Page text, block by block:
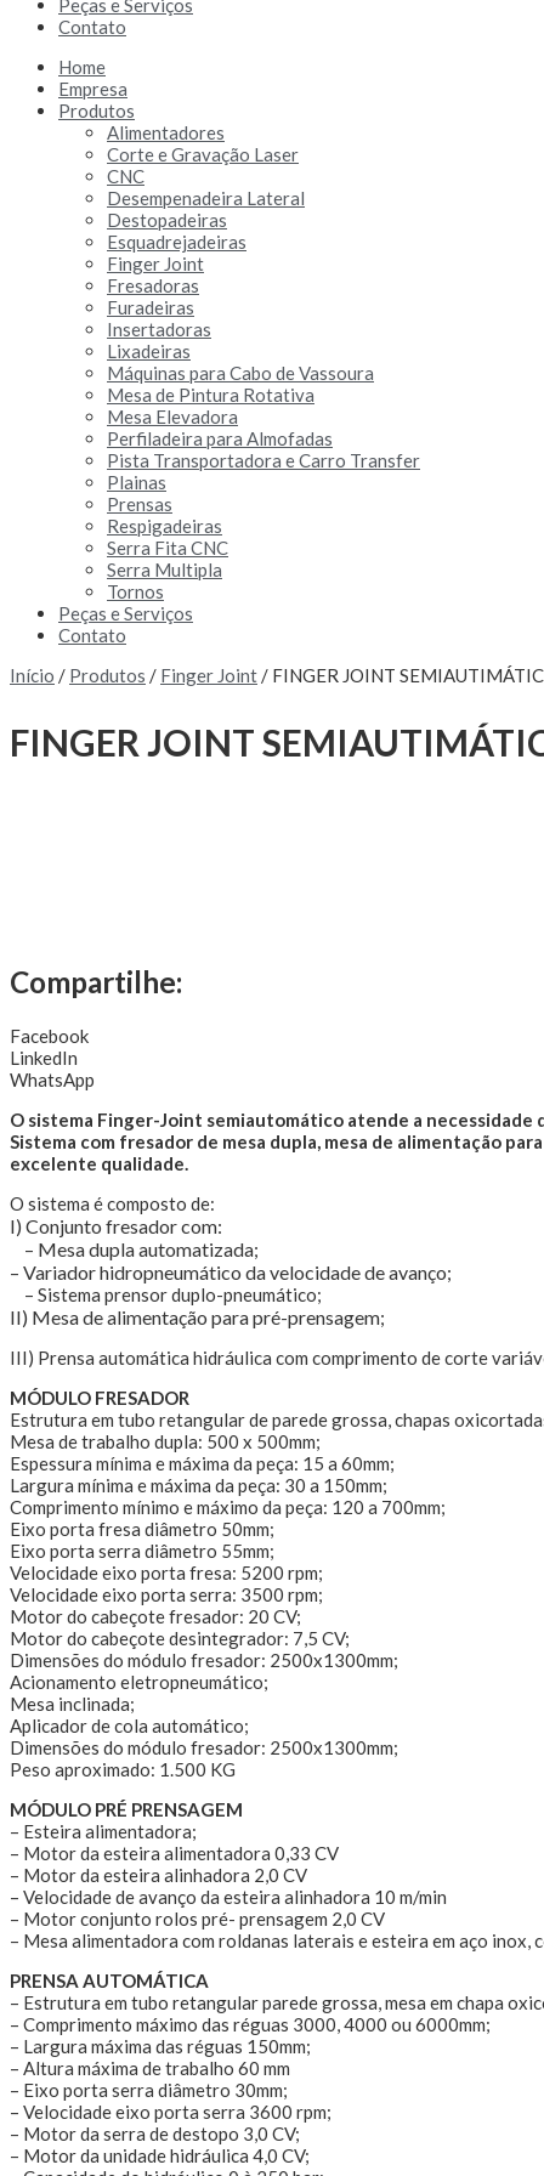
Peças e Serviços
Contato
Home
Empresa
Produtos
Alimentadores
Corte e Gravação Laser
CNC
Desempenadeira Lateral
Destopadeiras
Esquadrejadeiras
Finger Joint
Fresadoras
Furadeiras
Insertadoras
Lixadeiras
Máquinas para Cabo de Vassoura
Mesa de Pintura Rotativa
Mesa Elevadora
Perfiladeira para Almofadas
Pista Transportadora e Carro Transfer
Plainas
Prensas
Respigadeiras
Serra Fita CNC
Serra Multipla
Tornos
Peças e Serviços
Contato
Início / Produtos / Finger Joint/ FINGER JOINT
FINGER JOINT
Compartilhe:
Facebook
LinkedIn
WhatsApp
O sistema Finger-Joint semiautomático atende a
Sistema com fresador de mesa dupla, mesa de alimentação
excelente qualidade.
O sistema é composto de:
I) Conjunto fresador com:
– Mesa dupla automatizada;
– Variador hidropneumático da velocidade de avanço;
– Sistema prensor duplo-pneumático;
II) Mesa de alimentação para pré-prensagem;
III) Prensa automática hidráulica com comprimento de corte
MÓDULO FRESADOR
Estrutura em tubo retangular de parede grossa, chapas
Mesa de trabalho dupla: 500 x 500mm;
Espessura mínima e máxima da peça: 15 a 60mm;
Largura mínima e máxima da peça: 30 a 150mm;
Comprimento mínimo e máximo da peça: 120 a 700mm;
Eixo porta fresa diâmetro 50mm;
Eixo porta serra diâmetro 55mm;
Velocidade eixo porta fresa: 5200 rpm;
Velocidade eixo porta serra: 3500 rpm;
Motor do cabeçote fresador: 20 CV;
Motor do cabeçote desintegrador: 7,5 CV;
Dimensões do módulo fresador: 2500x1300mm;
Acionamento eletropneumático;
Mesa inclinada;
Aplicador de cola automático;
Dimensões do módulo fresador: 2500x1300mm;
Peso aproximado: 1.500 KG
MÓDULO PRÉ PRENSAGEM
– Esteira alimentadora;
– Motor da esteira alimentadora 0,33 CV
– Motor da esteira alinhadora 2,0 CV
– Velocidade de avanço da esteira alinhadora 10 m/min
– Motor conjunto rolos pré- prensagem 2,0 CV
– Mesa alimentadora com roldanas laterais e esteira em aço
PRENSA AUTOMÁTICA
– Estrutura em tubo retangular parede grossa, mesa em chapa
– Comprimento máximo das réguas 3000, 4000 ou 6000mm;
– Largura máxima das réguas 150mm;
– Altura máxima de trabalho 60 mm
– Eixo porta serra diâmetro 30mm;
– Velocidade eixo porta serra 3600 rpm;
– Motor da serra de destopo 3,0 CV;
– Motor da unidade hidráulica 4,0 CV;